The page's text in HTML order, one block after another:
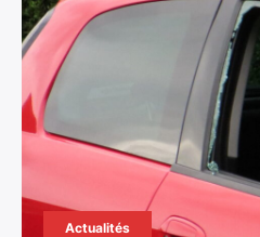
Actualités